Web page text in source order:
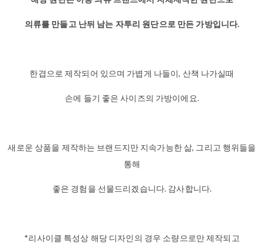
의류를 만들고 난뒤 남는 자투리 원단으로 만든 가방입니다.
한겹으로 제작되어 있으며 가볍게 나들이, 산책 나가실때
손에 들기 좋은 사이즈의 가방이에요.
새로운 상품을 제작하는 브랜드지만 지속가능한 삶, 그리고 행위들을
통해
좋은 경험을 선물드리겠습니다. 감사합니다.
*리사이클 특성상 해당 디자인의 경우 소량으로만 제작되고